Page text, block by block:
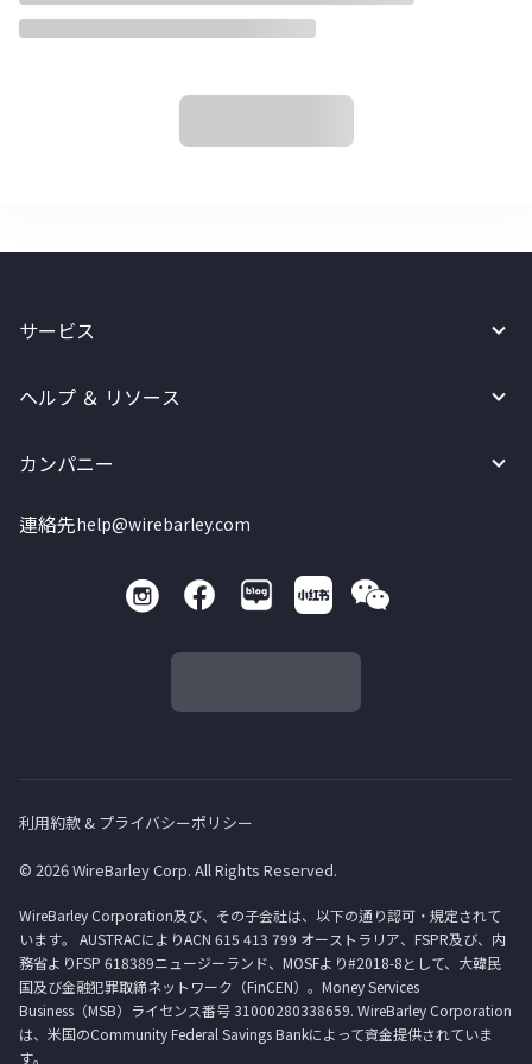
サービス
ヘルプ ＆ リソース
カンパニー
連絡先help@wirebarley.com
利用約款 & プライバシーポリシー
© 2026 WireBarley Corp. All Rights Reserved.
WireBarley Corporation及び、その子会社は、以下の通り認可・規定されて
います。 AUSTRACによりACN 615 413 799 オーストラリア、FSPR及び、内
務省よりFSP 618389ニュージーランド、MOSFより#2018-8として、大韓民
国及び金融犯罪取締ネットワーク（FinCEN）。Money Services
Business（MSB）ライセンス番号 31000280338659. WireBarley Corporation
は、米国のCommunity Federal Savings Bankによって資金提供されていま
す。